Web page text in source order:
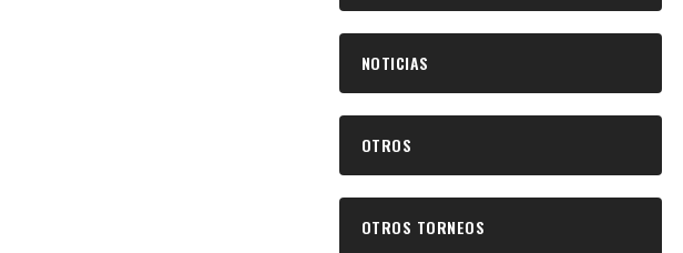
NOTICIAS
OTROS
OTROS TORNEOS